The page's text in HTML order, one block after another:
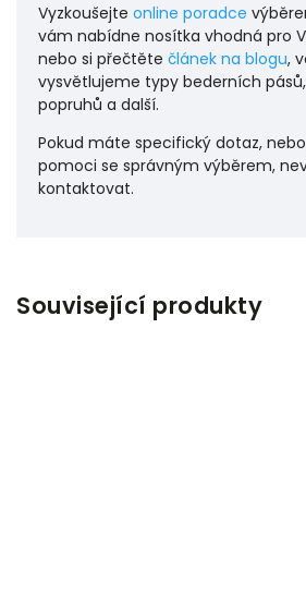
Vyzkoušejte online poradce
vám nabídne nosítka vhodná pro
nebo si přečtěte článek na blogu,
vysvětlujeme typy bederních
popruhů a další.
Pokud máte specifický dotaz,
pomoci se správným výběrem,
kontaktovat.
Související produkty